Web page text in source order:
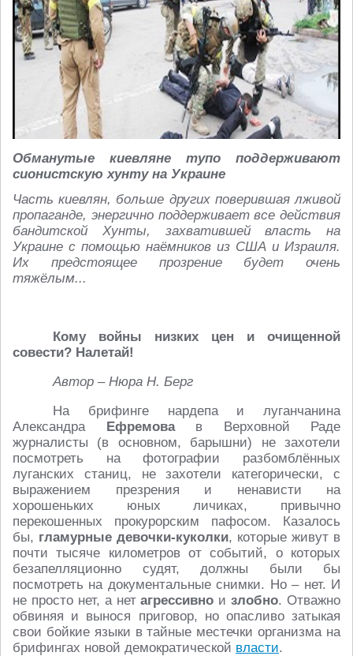
Обманутые киевляне тупо поддерживают
сионистскую хунту на Украине
Часть киевлян, больше других поверившая лживой
пропаганде, энергично поддерживает все действия
бандитской Хунты, захватившей власть на
Украине с помощью наёмников из США и Израиля.
Их предстоящее прозрение будет очень
тяжёлым...
Кому войны низких цен и очищенной
совести? Налетай!
Автор – Нюра Н. Берг
На брифинге нардепа и луганчанина
Александра Ефремовав Верховной Раде
журналисты (в основном, барышни) не захотели
посмотреть на фотографии разбомблённых
луганских станиц, не захотели категорически, с
выражением презрения и ненависти на
хорошеньких юных личиках, привычно
перекошенных прокурорским пафосом. Казалось
бы, гламурные девочки-куколки, которые живут в
почти тысяче километров от событий, о которых
безапелляционно судят, должны были бы
посмотреть на документальные снимки. Но – нет. И
не просто нет, а нетагрессивно излобно. Отважно
обвиняя и вынося приговор, но опасливо затыкая
свои бойкие языки в тайные местечки организма на
брифингах новой демократической власти.